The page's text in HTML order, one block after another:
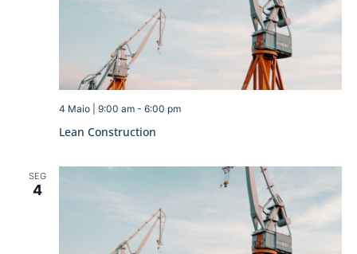
Lean Construction
4 Maio | 9:00 am- 6:00 pm
SEG
4